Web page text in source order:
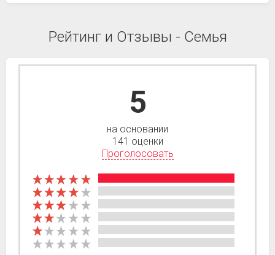
Рейтинг и Отзывы - Семья
5
на основании
141 оценки
Проголосовать